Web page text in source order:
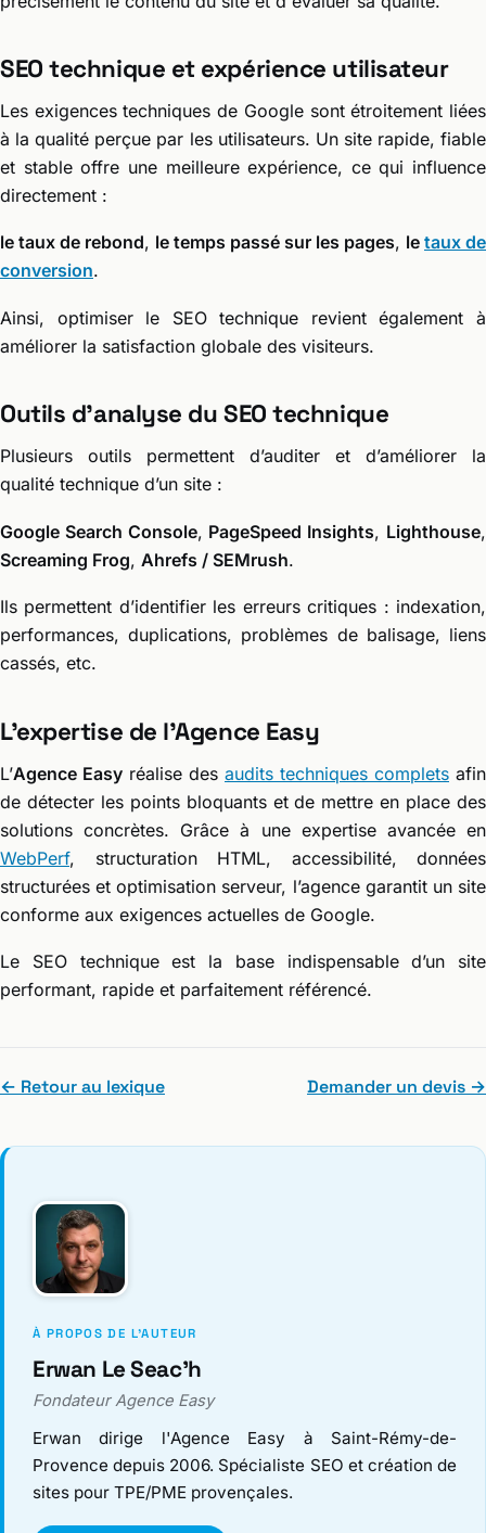
SEO technique et expérience utilisateur
Les exigences techniques de Google sont étroitement liées
à la qualité perçue par les utilisateurs. Un site rapide, fiable
et stable offre une meilleure expérience, ce qui influence
directement :
le taux de rebond, le temps passé sur les pages, le taux de
conversion.
Ainsi, optimiser le SEO technique revient également à
améliorer la satisfaction globale des visiteurs.
Outils d’analyse du SEO technique
Plusieurs outils permettent d’auditer et d’améliorer la
qualité technique d’un site :
Google Search Console, PageSpeed Insights, Lighthouse,
Screaming Frog, Ahrefs / SEMrush.
Ils permettent d’identifier les erreurs critiques : indexation,
performances, duplications, problèmes de balisage, liens
cassés, etc.
L’expertise de l’Agence Easy
L’Agence Easy réalise des audits techniques complets afin
de détecter les points bloquants et de mettre en place des
solutions concrètes. Grâce à une expertise avancée en
WebPerf, structuration HTML, accessibilité, données
structurées et optimisation serveur, l’agence garantit un site
conforme aux exigences actuelles de Google.
Le SEO technique est la base indispensable d’un site
performant, rapide et parfaitement référencé.
← Retour au lexique Demander un devis →
À PROPOS DE L'AUTEUR
Erwan Le Seac'h
Fondateur Agence Easy
Erwan dirige l'Agence Easy à Saint-Rémy-de-
Provence depuis 2006. Spécialiste SEO et création de
sites pour TPE/PME provençales.